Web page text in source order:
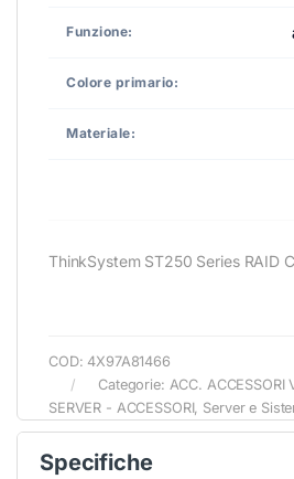
Funzione:
Colore primario:
Materiale:
ThinkSystem ST250
COD:4X97A81466
Categorie: ACC. ACCESSORI
SERVER - ACCESSORI Server e
Specifiche